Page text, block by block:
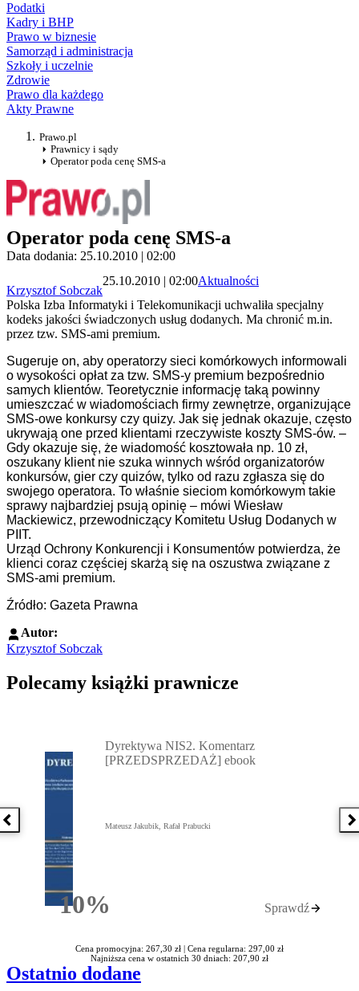
Podatki
Kadry i BHP
Prawo w biznesie
Samorząd i administracja
Szkoły i uczelnie
Zdrowie
Prawo dla każdego
Akty Prawne
Prawo.pl
Prawnicy i sądy
Operator poda cenę SMS-a
Operator poda cenę SMS-a
Data dodania: 25.10.2010 | 02:00
Krzysztof Sobczak
25.10.2010 | 02:00Aktualności
Polska Izba Informatyki i Telekomunikacji uchwaliła specjalny
kodeks jakości świadczonych usług dodanych. Ma chronić m.in.
przez tzw. SMS-ami premium.
Sugeruje on, aby operatorzy sieci komórkowych informowali
o wysokości opłat za tzw. SMS-y premium bezpośrednio
samych klientów. Teoretycznie informację taką powinny
umieszczać w wiadomościach firmy zewnętrze, organizujące
SMS-owe konkursy czy quizy. Jak się jednak okazuje, często
ukrywają one przed klientami rzeczywiste koszty SMS-ów. –
Gdy okazuje się, że wiadomość kosztowała np. 10 zł,
oszukany klient nie szuka winnych wśród organizatorów
konkursów, gier czy quizów, tylko od razu zgłasza się do
swojego operatora. To właśnie sieciom komórkowym takie
sprawy najbardziej psują opinię – mówi Wiesław
Mackiewicz, przewodniczący Komitetu Usług Dodanych w
PIIT.
Urząd Ochrony Konkurencji i Konsumentów potwierdza, że
klienci coraz częściej skarżą się na oszustwa związane z
SMS-ami premium.
Źródło: Gazeta Prawna
Autor:
Krzysztof Sobczak
Polecamy książki prawnicze
Poprzednia książka
10%Rabatu
Dyrektywa NIS2. Komentarz
[PRZEDSPRZEDAŻ] ebook
Mateusz Jakubik, Rafał Prabucki
Sprawdź
Cena promocyjna: 267,30 zł | Cena regularna: 297,00 zł
Najniższa cena w ostatnich 30 dniach: 207,90 zł
Ostatnio dodane